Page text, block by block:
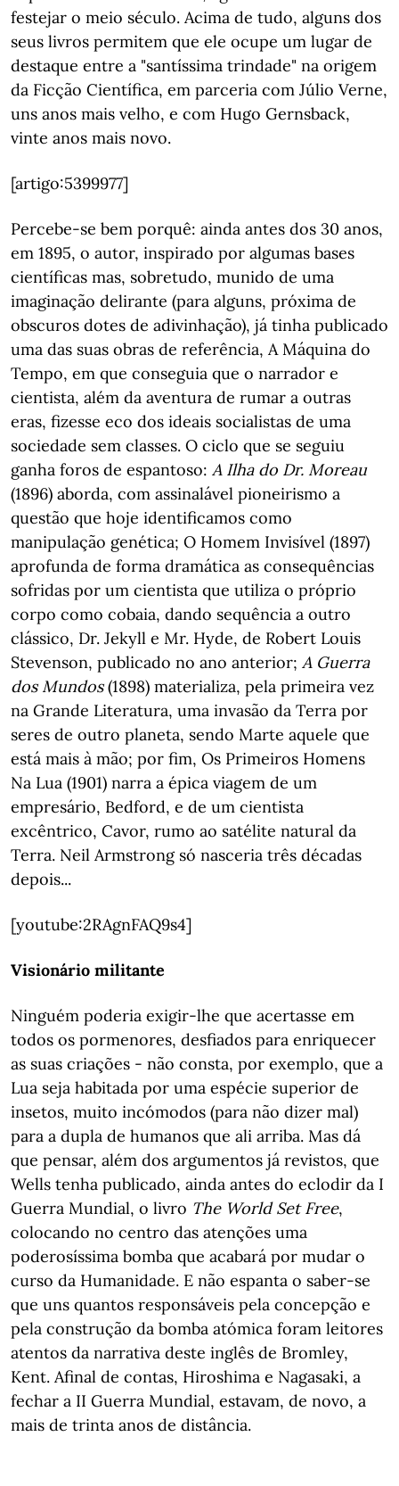
festejar o meio século. Acima de tudo, alguns dos
seus livros permitem que ele ocupe um lugar de
destaque entre a "santíssima trindade" na origem
da Ficção Científica, em parceria com Júlio Verne,
uns anos mais velho, e com Hugo Gernsback,
vinte anos mais novo.
[artigo:5399977]
Percebe-se bem porquê: ainda antes dos 30 anos,
em 1895, o autor, inspirado por algumas bases
científicas mas, sobretudo, munido de uma
imaginação delirante (para alguns, próxima de
obscuros dotes de adivinhação), já tinha publicado
uma das suas obras de referência, A Máquina do
Tempo, em que conseguia que o narrador e
cientista, além da aventura de rumar a outras
eras, fizesse eco dos ideais socialistas de uma
sociedade sem classes. O ciclo que se seguiu
ganha foros de espantoso: A Ilha do Dr. Moreau
(1896) aborda, com assinalável pioneirismo a
questão que hoje identificamos como
manipulação genética; O Homem Invisível (1897)
aprofunda de forma dramática as consequências
sofridas por um cientista que utiliza o próprio
corpo como cobaia, dando sequência a outro
clássico, Dr. Jekyll e Mr. Hyde, de Robert Louis
Stevenson, publicado no ano anterior; A Guerra
dos Mundos(1898) materializa, pela primeira vez
na Grande Literatura, uma invasão da Terra por
seres de outro planeta, sendo Marte aquele que
está mais à mão; por fim, Os Primeiros Homens
Na Lua (1901) narra a épica viagem de um
empresário, Bedford, e de um cientista
excêntrico, Cavor, rumo ao satélite natural da
Terra. Neil Armstrong só nasceria três décadas
depois...
[youtube:2RAgnFAQ9s4]
Visionário militante
Ninguém poderia exigir-lhe que acertasse em
todos os pormenores, desfiados para enriquecer
as suas criações - não consta, por exemplo, que a
Lua seja habitada por uma espécie superior de
insetos, muito incómodos (para não dizer mal)
para a dupla de humanos que ali arriba. Mas dá
que pensar, além dos argumentos já revistos, que
Wells tenha publicado, ainda antes do eclodir da I
Guerra Mundial, o livro The World Set Free,
colocando no centro das atenções uma
poderosíssima bomba que acabará por mudar o
curso da Humanidade. E não espanta o saber-se
que uns quantos responsáveis pela concepção e
pela construção da bomba atómica foram leitores
atentos da narrativa deste inglês de Bromley,
Kent. Afinal de contas, Hiroshima e Nagasaki, a
fechar a II Guerra Mundial, estavam, de novo, a
mais de trinta anos de distância.